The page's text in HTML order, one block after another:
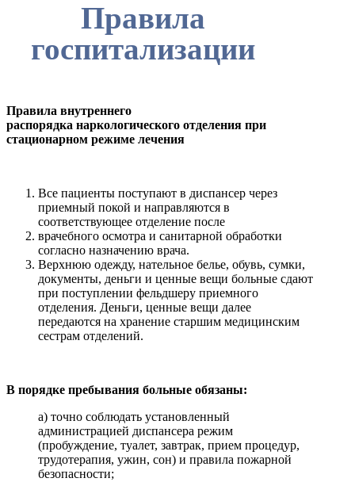
Правила
госпитализации
Правила внутреннего
распорядка наркологического отделения при
стационарном режиме лечения
Все пациенты поступают в диспансер через
приемный покой и направляются в
соответствующее отделение после
врачебного осмотра и санитарной обработки
согласно назначению врача.
Верхнюю одежду, нательное белье, обувь, сумки,
документы, деньги и ценные вещи больные сдают
при поступлении фельдшеру приемного
отделения. Деньги, ценные вещи далее
передаются на хранение старшим медицинским
сестрам отделений.
В порядке пребывания больные обязаны:
а) точно соблюдать установленный
администрацией диспансера режим
(пробуждение, туалет, завтрак, прием процедур,
трудотерапия, ужин, сон) и правила пожарной
безопасности;